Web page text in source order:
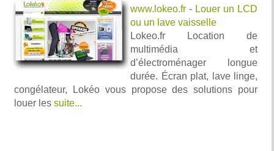
www.lokeo.fr - Louer un LCD
ou un lave vaisselle
Lokeo.fr Location de
multimédia et
d’électroménager longue
durée. Écran plat, lave linge,
congélateur, Lokéo vous propose des solutions pour
louer les suite...